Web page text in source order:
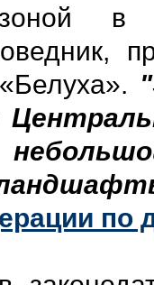
зоной в